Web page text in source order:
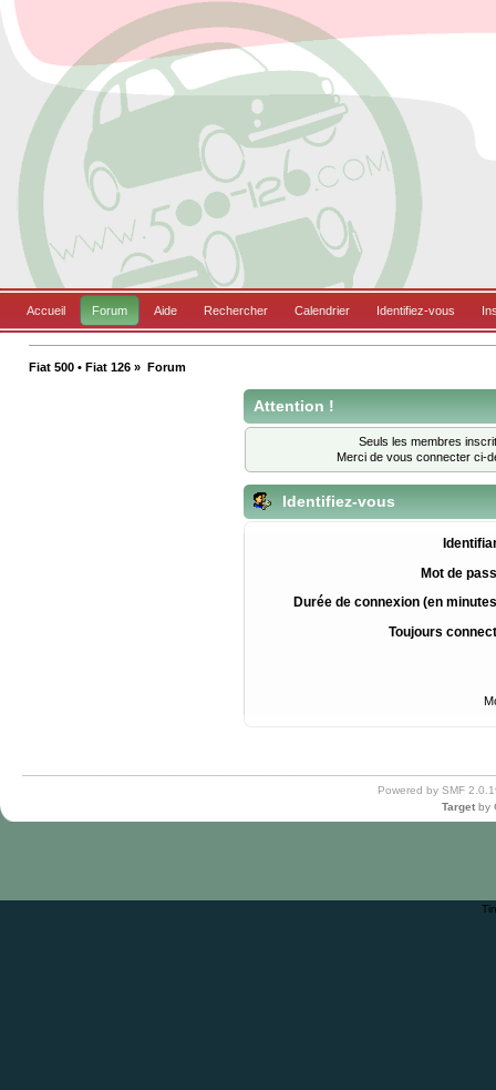
Accueil Forum Aide Rechercher Calendrier Identifiez-vous
Fiat 500 • Fiat 126 » Forum
Attention !
Seuls les membres
Merci de vous connecter ci-
Identifiez-vous
Mot de
Durée de connexion (en
Toujours
Powered by SMF
Target by